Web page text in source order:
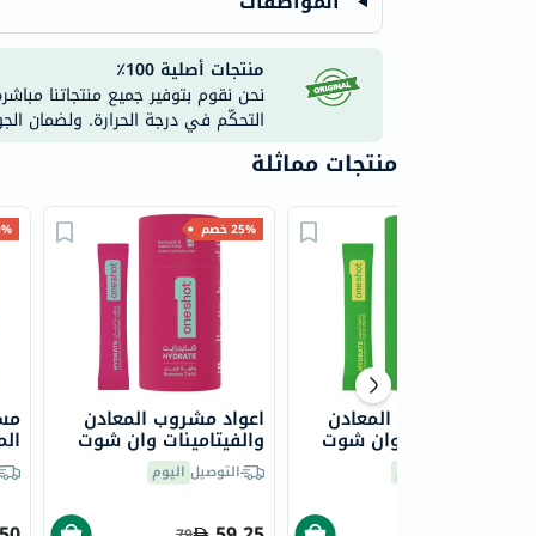
منتجات أصلية 100٪
نحن نقوم بتوفير جميع منتجاتنا
التحكّم في درجة الحرارة. ولضمان
منتجات مماثلة
25% خصم
اعواد مشروب المعادن
والفيتامينات وان شوت
هايدرايت، بنكهة الرمان -
14 قطعةالتوصيل اليوم
اعواد مشروب المعادن
والفيتامينات وان شوت
هايدرايت، بنكهة الليمون
اليوم